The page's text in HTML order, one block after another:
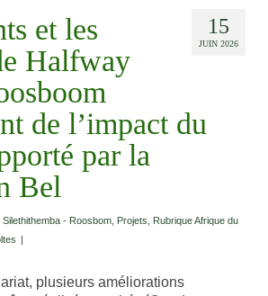
15
JUIN 2026
et les
Halfway
de l’impact du
par la
Bel
- Roosbom Projets
Rubrique Afrique du
|
plusieurs améliorations